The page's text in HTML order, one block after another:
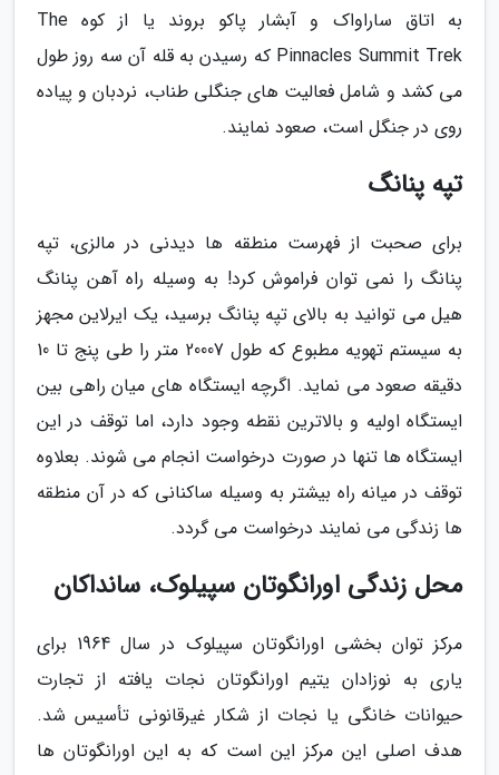
به اتاق ساراواک و آبشار پاکو بروند یا از کوه The
Pinnacles Summit Trek که رسیدن به قله آن سه روز طول
می کشد و شامل فعالیت های جنگلی طناب، نردبان و پیاده
روی در جنگل است، صعود نمایند.
تپه پنانگ
برای صحبت از فهرست منطقه ها دیدنی در مالزی، تپه
پنانگ را نمی توان فراموش کرد! به وسیله راه آهن پنانگ
هیل می توانید به بالای تپه پنانگ برسید، یک ایرلاین مجهز
به سیستم تهویه مطبوع که طول 20007 متر را طی پنج تا 10
دقیقه صعود می نماید. اگرچه ایستگاه های میان راهی بین
ایستگاه اولیه و بالاترین نقطه وجود دارد، اما توقف در این
ایستگاه ها تنها در صورت درخواست انجام می شوند. بعلاوه
توقف در میانه راه بیشتر به وسیله ساکنانی که در آن منطقه
ها زندگی می نمایند درخواست می گردد.
محل زندگی اورانگوتان سپیلوک، سانداکان
مرکز توان بخشی اورانگوتان سپیلوک در سال 1964 برای
یاری به نوزادان یتیم اورانگوتان نجات یافته از تجارت
حیوانات خانگی یا نجات از شکار غیرقانونی تأسیس شد.
هدف اصلی این مرکز این است که به این اورانگوتان ها